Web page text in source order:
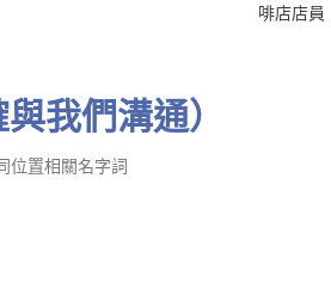
啡店店員
我們溝通）
位置相關名字詞